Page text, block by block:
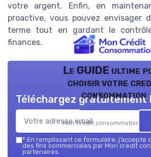
votre argent. Enfin, en
proactive, vous pouvez envisager
terme tout en gardant le
finances.
Le GUIDE ultime
choisir votre
consommation
Mon credit consommation —
Téléchargez gratuitement
* En remplissant ce formulaire, j’accepte
des fins commerciales par Mon credit
partenaires.